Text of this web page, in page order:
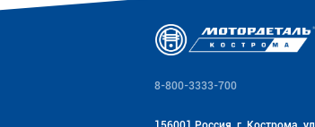
8-800-3333-700